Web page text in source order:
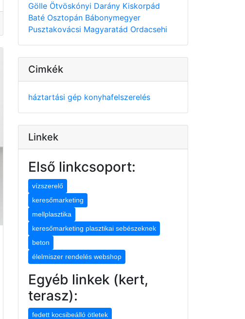
Gölle Ötvöskónyi Darány Kiskorpád
Baté Osztopán Bábonymegyer
Pusztakovácsi Magyaratád Ordacsehi
Cimkék
háztartási gép konyhafelszerelés
Linkek
Első linkcsoport:
vízszerelő
keresőmarketing
mellplasztika
keresőmarketing plasztikai sebészeknek
beton
élelmiszer rendelés webshop
Egyéb linkek (kert,
terasz):
fedett kocsibeálló ötletek